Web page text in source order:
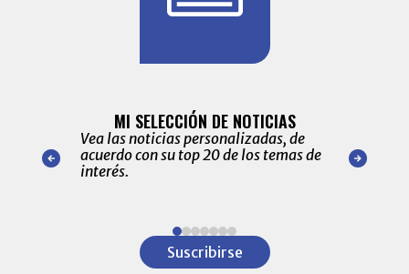
nuestro
para
MI SELECCIÓN DE NOTICIAS
Vea las noticias personalizadas, de
acuerdo con su top 20 de los temas de
interés.
de las
Suscribirse